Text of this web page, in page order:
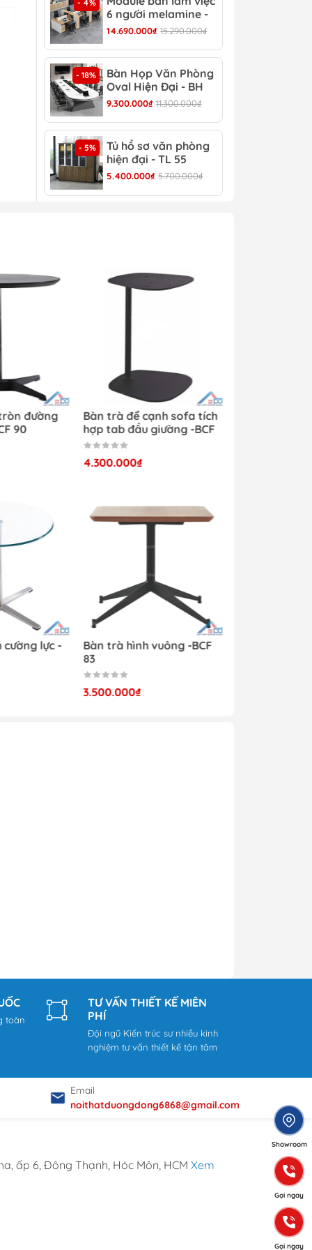
và
- 4%
6 người melamine -
CB 20
14.690.000₫ 15.290.000₫
- 18%
Bàn Họp Văn Phòng
Oval Hiện Đại - BH
44
9.300.000₫ 11.300.000₫
- 5%
Tủ hồ sơ văn phòng
hiện đại - TL 55
5.400.000₫ 5.700.000₫
đường
90
Bàn trà để cạnh sofa tích
hợp tab đầu giường -BCF
89
4.300.000₫
lực -
Bàn trà hình vuông -BCF
83
3.500.000₫
toàn
TƯ VẤN THIẾT KẾ MIỄN
PHÍ
Đội ngũ Kiến trúc sư nhiều kinh
nghiệm tư vấn thiết kế tận tâm
Email
noithatduongdong6868@gmail.com
ấp 6, Đông Thạnh, Hóc Môn, HCM Xem
Showroom
Gọi ngay
Gọi ngay